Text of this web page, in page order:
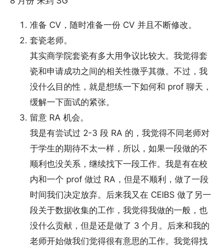
准备 CV，随时准备一份 CV 并且不断修改。
套瓷老师。
其实商学院套瓷有多大用争议比较大。我觉得套
瓷和申请成功之间的相关性微乎其微。不过，我
没什么目的性，就是想练一下如何和 prof 聊天，
缓解一下面试的紧张。
留意 RA 机会。
我是有尝试过 2-3 段 RA 的，我觉得不同老师对
于学生的期待不太一样，所以，如果一段做的不
顺利也没关系，继续找下一段工作。我是有在校
内和一个 prof 做过 RA，但是不顺利，做了一段
时间我们决定放弃。后来我又在 CEIBS 做了另一
段关于数据收集的工作，我觉得我做的一般，也
没什么贡献，但是还是做了 3 个月。后来和我的
老师开始做我们觉得很有意思的工作。我觉得找